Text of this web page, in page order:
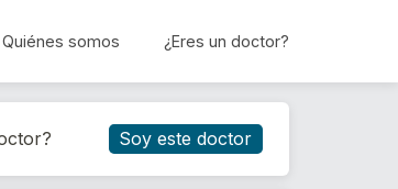
Quiénes somos ¿Eres un doctor?
Reservar cita
Soy este doctor